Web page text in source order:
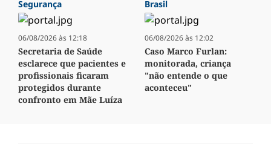
Segurança
06/08/2026 às 12:18
Secretaria de Saúde
esclarece que pacientes e
profissionais ficaram
protegidos durante
confronto em Mãe Luíza
Brasil
06/08/2026 às 12:02
Caso Marco Furlan:
monitorada, criança
"não entende o que
aconteceu"